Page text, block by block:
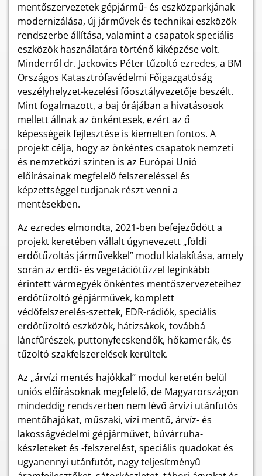
mentőszervezetek gépjármű- és eszközparkjának
modernizálása, új járművek és technikai eszközök
rendszerbe állítása, valamint a csapatok speciális
eszközök használatára történő kiképzése volt.
Minderről dr. Jackovics Péter tűzoltó ezredes, a BM
Országos Katasztrófavédelmi Főigazgatóság
veszélyhelyzet-kezelési főosztályvezetője beszélt.
Mint fogalmazott, a baj órájában a hivatásosok
mellett állnak az önkéntesek, ezért az ő
képességeik fejlesztése is kiemelten fontos. A
projekt célja, hogy az önkéntes csapatok nemzeti
és nemzetközi szinten is az Európai Unió
előírásainak megfelelő felszereléssel és
képzettséggel tudjanak részt venni a
mentésekben.
Az ezredes elmondta, 2021-ben befejeződött a
projekt keretében vállalt úgynevezett „földi
erdőtűzoltás járművekkel” modul kialakítása, amely
során az erdő- és vegetációtűzzel leginkább
érintett vármegyék önkéntes mentőszervezeteihez
erdőtűzoltó gépjárművek, komplett
védőfelszerelés-szettek, EDR-rádiók, speciális
erdőtűzoltó eszközök, hátizsákok, továbbá
láncfűrészek, puttonyfecskendők, hőkamerák, és
tűzoltó szakfelszerelések kerültek.
Az „árvízi mentés hajókkal” modul keretén belül
uniós előírásoknak megfelelő, de Magyarországon
mindeddig rendszerben nem lévő árvízi utánfutós
mentőhajókat, műszaki, vízi mentő, árvíz- és
lakosságvédelmi gépjárművet, búvárruha-
készleteket és -felszerelést, speciális quadokat és
ugyanennyi utánfutót, nagy teljesítményű